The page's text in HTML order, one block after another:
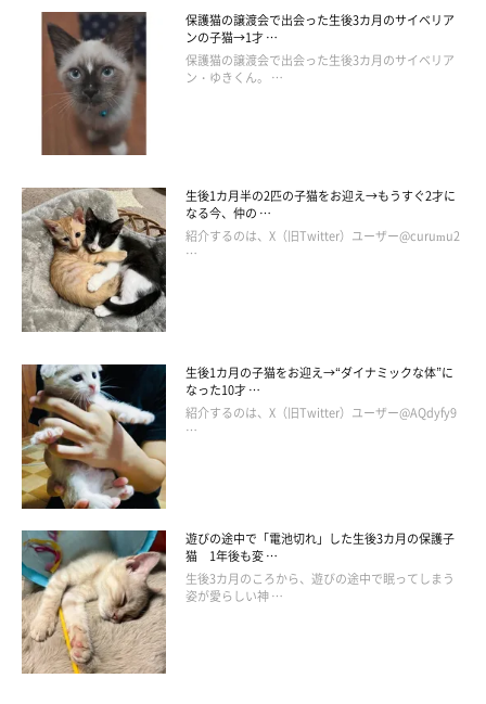
「網戸のクライミング」
「おもちゃを1分もしないうちに壊されたことくらいで
す」
「父が退職の記念に頂いた高価な花瓶を猫がじゃれて割っ
「クローゼットに入りこんで服が毛だらけになった」
「タンスの上に登ったはいいものの、あまりの高さに降り
られなくなりなかなか捕まえられなかったとき」
「新築の家の壁紙を、引っ越して1週間もしないうちに一
「新築のすべての部屋にマーキングされました（笑） で
も、それでその家が私たちのものになった気がしました」
保護猫の譲渡会で出会った生後3カ月のサイベリア
ンの子猫→1才 …
保護猫の譲渡会で出会った生後3カ月のサイベリア
ン・ゆきくん。 …
生後1カ月半の2匹の子猫をお迎え→もうすぐ2才に
なる今、仲の …
紹介するのは、X（旧Twitter）ユーザー@curumu2
…
生後1カ月の子猫をお迎え→“ダイナミックな体”に
なった10才 …
紹介するのは、X（旧Twitter）ユーザー@AQdyfy9
…
遊びの途中で「電池切れ」した生後3カ月の保護子
猫 1年後も変 …
生後3カ月のころから、遊びの途中で眠ってしまう
姿が愛らしい神 …